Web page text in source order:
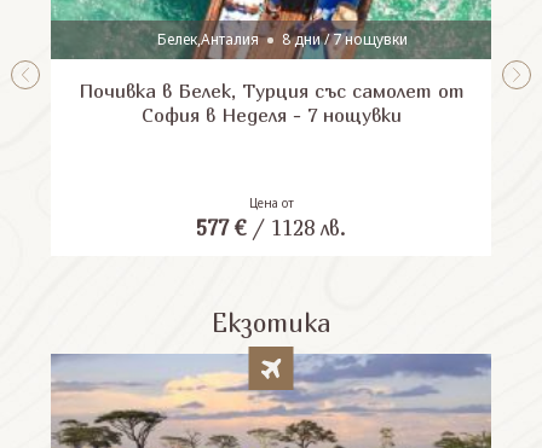
Белек,Анталия 8 дни / 7 нощувки
Почивка в Белек, Турция със самолет от
София в Неделя - 7 нощувки
Цена от
577 €/ 1128 лв.
Екзотика